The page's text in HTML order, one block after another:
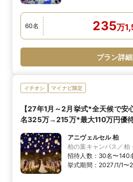
60名 235万
プラン詳細
イチオシ マイナビ限定
【27年1月～2月挙式*全天候で
名325万→215万*最大110万円優
アニヴェルセル 柏
柏の葉キャンパス／柏
招待人数： 30名〜140
挙式期間： 2027/1/1〜